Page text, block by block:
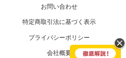
お問い合わせ
特定商取引法に基づく表示
プライバシーポリシー
会社概要